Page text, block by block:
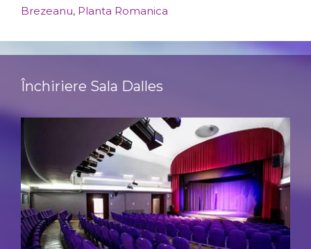
Brezeanu, Planta Romanica
Închiriere Sala Dalles